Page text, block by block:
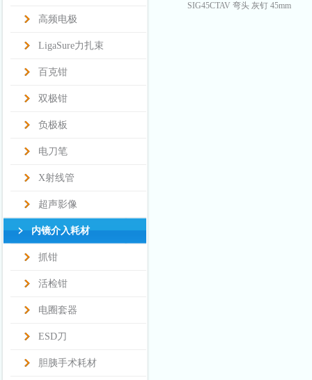
高频电极
LigaSure力扎束
百克钳
双极钳
负极板
电刀笔
X射线管
超声影像
内镜介入耗材
抓钳
活检钳
电圈套器
ESD刀
胆胰手术耗材
SIG45CTAV 弯头 灰钉 45mm